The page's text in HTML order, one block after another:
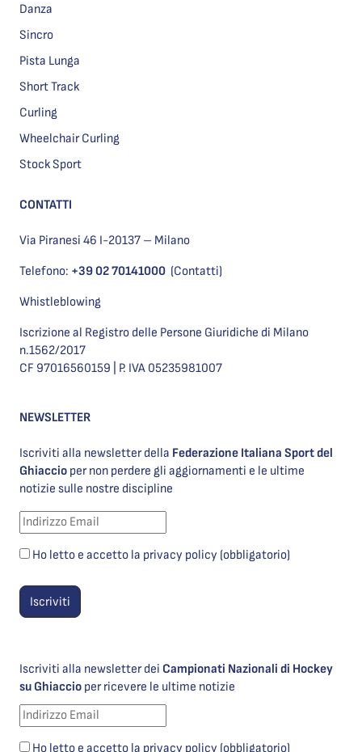
Danza
Sincro
Pista Lunga
Short Track
Curling
Wheelchair Curling
Stock Sport
CONTATTI
Via Piranesi 46 I-20137 – Milano
Telefono: +39 02 70141000 (Contatti)
Whistleblowing
Iscrizione al Registro delle Persone Giuridiche di Milano
n.1562/2017
CF 97016560159 | P. IVA 05235981007
NEWSLETTER
Iscriviti alla newsletter della Federazione Italiana Sport del
Ghiaccio per non perdere gli aggiornamenti e le ultime
notizie sulle nostre discipline
Ho letto e accetto la privacy policy (obbligatorio)
Iscriviti alla newsletter dei Campionati Nazionali di Hockey
su Ghiaccio per ricevere le ultime notizie
Ho letto e accetto la privacy policy (obbligatorio)